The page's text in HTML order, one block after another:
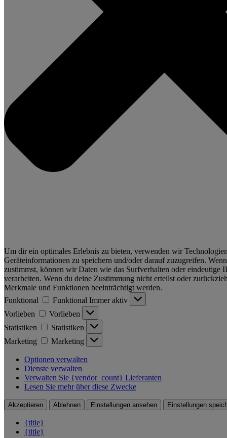
Um dir ein optimales Erlebnis zu bieten, verwenden wir
Geräteinformationen zu speichern und/oder darauf zuzugreifen.
zustimmst, können wir Daten wie das Surfverhalten oder eindeutige
verarbeiten. Wenn du deine Zustimmung nicht erteilst oder
Merkmale und Funktionen beeinträchtigt werden.
Funktional
Funktional Immer aktiv
Vorlieben
Vorlieben
Statistiken
Statistiken
Marketing
Marketing
Optionen verwalten
Dienste verwalten
Verwalten Sie {vendor_count} Lieferanten
Lesen Sie mehr über diese Zwecke
Akzeptieren Ablehnen Einstellungen ansehen Einstellungen
{title}
{title}